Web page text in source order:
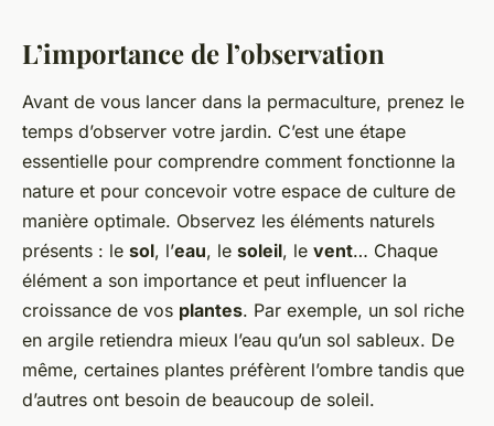
L’importance de l’observation
Avant de vous lancer dans la permaculture, prenez le
temps d’observer votre jardin. C’est une étape
essentielle pour comprendre comment fonctionne la
nature et pour concevoir votre espace de culture de
manière optimale. Observez les éléments naturels
présents : le sol, l’eau, le soleil, le vent… Chaque
élément a son importance et peut influencer la
croissance de vos plantes. Par exemple, un sol riche
en argile retiendra mieux l’eau qu’un sol sableux. De
même, certaines plantes préfèrent l’ombre tandis que
d’autres ont besoin de beaucoup de soleil.